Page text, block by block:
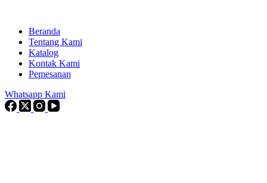
Beranda
Tentang Kami
Katalog
Kontak Kami
Pemesanan
Whatsapp Kami